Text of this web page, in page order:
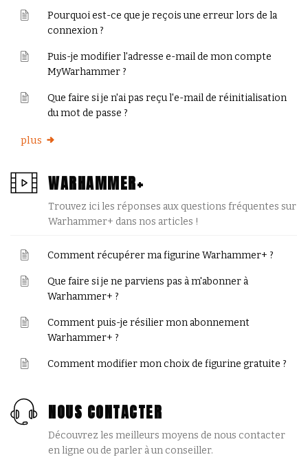
Pourquoi est-ce que je reçois une erreur lors de la
connexion ?
Puis-je modifier l'adresse e-mail de mon compte
MyWarhammer ?
Que faire si je n'ai pas reçu l'e-mail de réinitialisation
du mot de passe ?
plus
WARHAMMER+
Trouvez ici les réponses aux questions fréquentes sur
Warhammer+ dans nos articles !
Comment récupérer ma figurine Warhammer+ ?
Que faire si je ne parviens pas à m'abonner à
Warhammer+ ?
Comment puis-je résilier mon abonnement
Warhammer+ ?
Comment modifier mon choix de figurine gratuite ?
NOUS CONTACTER
Découvrez les meilleurs moyens de nous contacter
en ligne ou de parler à un conseiller.